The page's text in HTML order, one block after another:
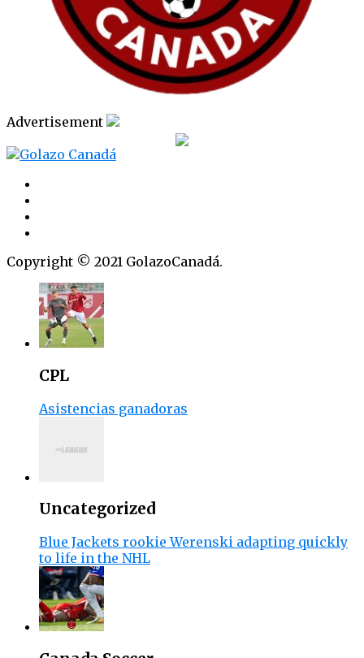
Advertisement
Copyright © 2021 GolazoCanadá.
CPL
Asistencias ganadoras
Uncategorized
Blue Jackets rookie Werenski adapting quickly
to life in the NHL